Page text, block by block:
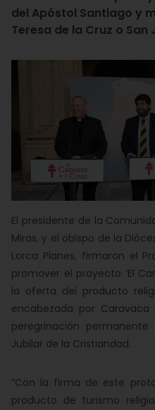
del Apóstol Santiago y
Teresa de la Cruz o San
El presidente de la
Miras, y el obispo de la
Lorca Planes, firmaron el
promover el proyecto ‘El
la oferta del producto
encabezada por
peregrinación
Jubilar de la Cristiandad.
“Con la firma de este
producto de turismo